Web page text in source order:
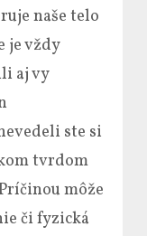
naše telo
je vždy
aj vy
ste si
tvrdom
môže
či fyzická